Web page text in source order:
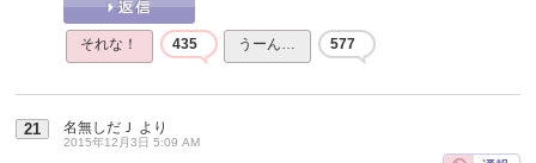
それな！ 435 うーん… 577
21 名無しだＪ より
2015年12月3日 5:09 AM